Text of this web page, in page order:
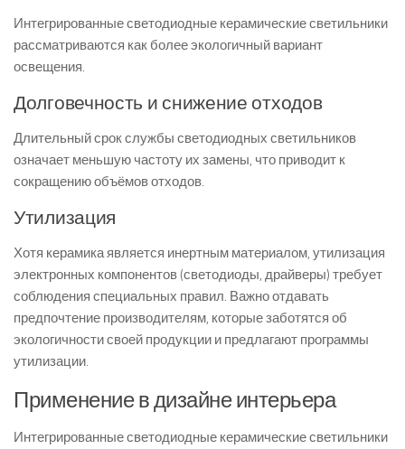
Интегрированные светодиодные керамические светильники
рассматриваются как более экологичный вариант
освещения.
Долговечность и снижение отходов
Длительный срок службы светодиодных светильников
означает меньшую частоту их замены, что приводит к
сокращению объёмов отходов.
Утилизация
Хотя керамика является инертным материалом, утилизация
электронных компонентов (светодиоды, драйверы) требует
соблюдения специальных правил. Важно отдавать
предпочтение производителям, которые заботятся об
экологичности своей продукции и предлагают программы
утилизации.
Применение в дизайне интерьера
Интегрированные светодиодные керамические светильники